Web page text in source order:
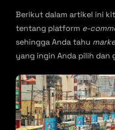
Berikut dalam artikel ini
tentang platform e-
sehingga Anda tahu
yang ingin Anda pilih dan